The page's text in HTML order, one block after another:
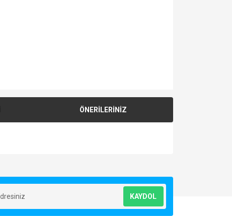
ÖNERİLERİNİZ
KAYDOL